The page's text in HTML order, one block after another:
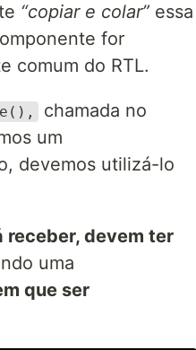
“copiar e colar” essa
for
comum do RTL.
chamada no
um
devemos utilizá-lo
receber, devem ter
uma
que ser